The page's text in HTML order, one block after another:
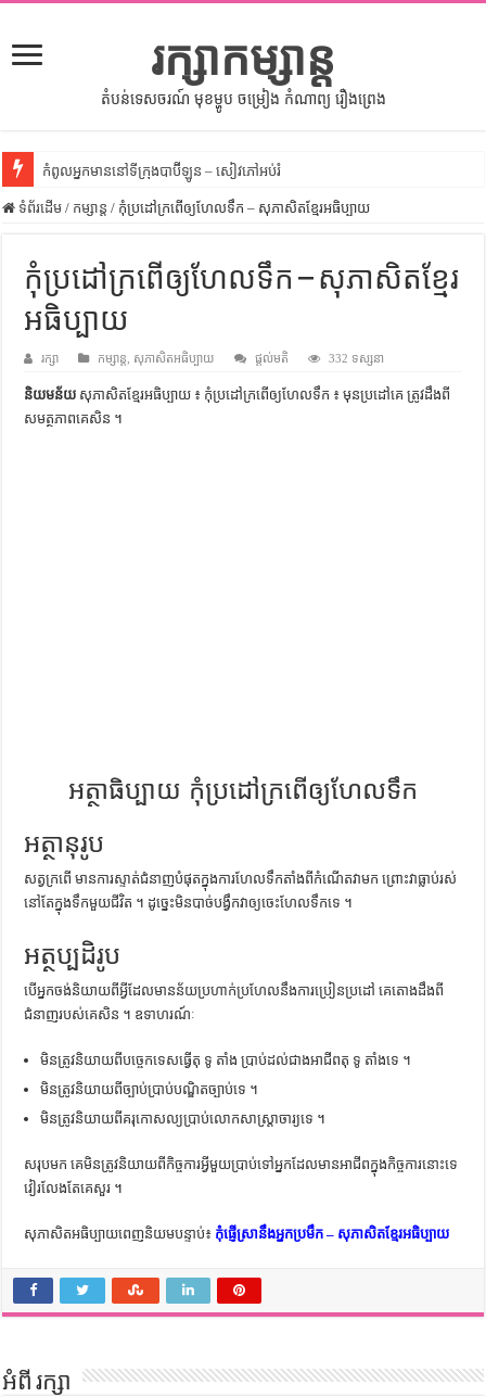
រក្សាកម្សាន្ត
តំបន់ទេសចរណ៍ មុខម្ហូប ចម្រៀង កំណាព្យ រឿងព្រេង
កំពូលអ្នកមាននៅទីក្រុងបាប៊ីឡូន – សៀវភៅអប់រំ
សីលធម៌នៅក្នុងសង្គមខ្មែរ – សៀវភៅចំណេះដឹងទូទៅ
ទំលៀមទម្លាប់ប្រពៃណីជនជាតិចិន – សៀវភៅចំណេះដឹងទូទៅ
ដើមកំណើតអង្គរ – សៀវភៅចំណេះដឹងទូទៅ
ដើមកំណើតជនជាតិខ្មែរ – អត្ថបទស្រាវជ្រាវ
ទំនាក់ទំនងកម្ពុជានិងចិន – សៀវភៅចំណេះដឹងទូទៅ
ព្រះបាទធម្មិក – សៀវភៅចំណេះដឹងទូទៅ
ទំព័រដើម / កម្សាន្ត / កុំប្រដៅក្រពើឲ្យហែលទឹក – សុភាសិតខ្មែរអធិប្បាយ
កុំប្រដៅក្រពើឲ្យហែលទឹក – សុភាសិតខ្មែរ
អធិប្បាយ
រក្សា កម្សាន្ត សុភាសិតអធិប្បាយ ផ្តល់មតិ 332 ទស្សនា
និយមន័យ សុភាសិតខ្មែរអធិប្បាយ ៖ កុំប្រដៅក្រពើឲ្យហែលទឹក ៖ មុន​ប្រដៅ​គេ ត្រូវ​ដឹង​ពី​
សមត្ថភាព​គេ​សិន ។
អត្ថាធិប្បាយ កុំប្រដៅក្រពើឲ្យហែលទឹក
អត្ថានុរូប
សត្វ​ក្រពើ មាន​ការ​ស្ទាត់​ជំនាញ​បំផុត​ក្នុង​ការ​ហែល​ទឹក​តាំង​ពី​កំណើត​វា​មក ព្រោះ​វា​ធ្លាប់​រស់​
នៅ​តែ​ក្នុង​ទឹក​មួយ​ជីវិត ។ ដូច្នេះ​មិន​បាច់​បង្វឹក​វា​ឲ្យ​ចេះ​ហែល​ទឹក​ទេ ។
អត្ថប្បដិរូប
បើ​អ្នក​ចង់​និយាយ​ពី​អ្វី​ដែល​មាន​ន័យ​ប្រហាក់​ប្រហែល​នឹង​ការ​ប្រៀន​ប្រដៅ គេ​តោង​ដឹង​ពី​
ជំនាញ​របស់​គេ​សិន ។ ឧទាហរណ៍ៈ
មិន​ត្រូវ​និយាយ​ពី​បច្ចេកទេស​ធ្វើ​តុ ទូ តាំង ប្រាប់​ដល់​ជាង​អាជីព​តុ ទូ តាំង​ទេ ។
មិន​ត្រូវ​និយាយ​ពី​ច្បាប់​ប្រាប់​បណ្ឌិត​ច្បាប់​ទេ ។
មិន​ត្រូវ​និយាយ​ពី​គរុកោសល្យ​ប្រាប់​លោក​សាស្ត្រាចារ្យ​ទេ ។
សរុប​មក គេ​មិន​ត្រូវ​និយាយ​ពី​កិច្ចការ​អ្វី​មួយ​ប្រាប់​ទៅ​អ្នក​ដែល​មាន​អាជីព​ក្នុង​កិច្ចការ​នោះ​ទេ
វៀរ​លែង​តែ​គេ​សួរ ។
សុភាសិតអធិប្បាយពេញនិយមបន្ទាប់៖ កុំផ្ញើស្រានឹងអ្នកប្រមឹក – សុភាសិតខ្មែរអធិប្បាយ
អំពី រក្សា